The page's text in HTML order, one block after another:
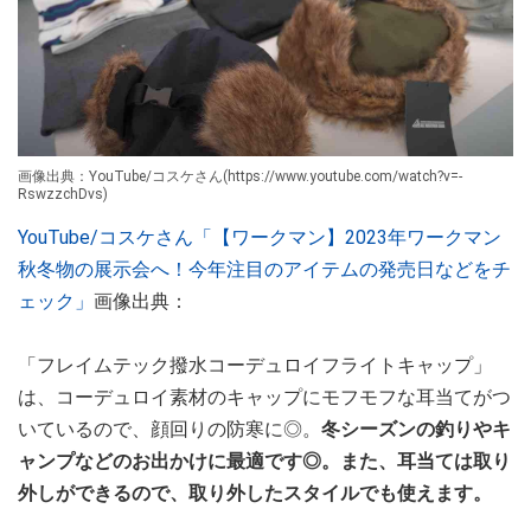
画像出典：YouTube/コスケさん(https://www.youtube.com/watch?v=-
RswzzchDvs)
YouTube/コスケさん「【ワークマン】2023年ワークマン
秋冬物の展示会へ！今年注目のアイテムの発売日などをチ
ェック」 画像出典：
「フレイムテック撥水コーデュロイフライトキャップ」
は、コーデュロイ素材のキャップにモフモフな耳当てがつ
いているので、顔回りの防寒に◎。 冬シーズンの釣りやキ
ャンプなどのお出かけに最適です◎。また、耳当ては取り
外しができるので、取り外したスタイルでも使えます。